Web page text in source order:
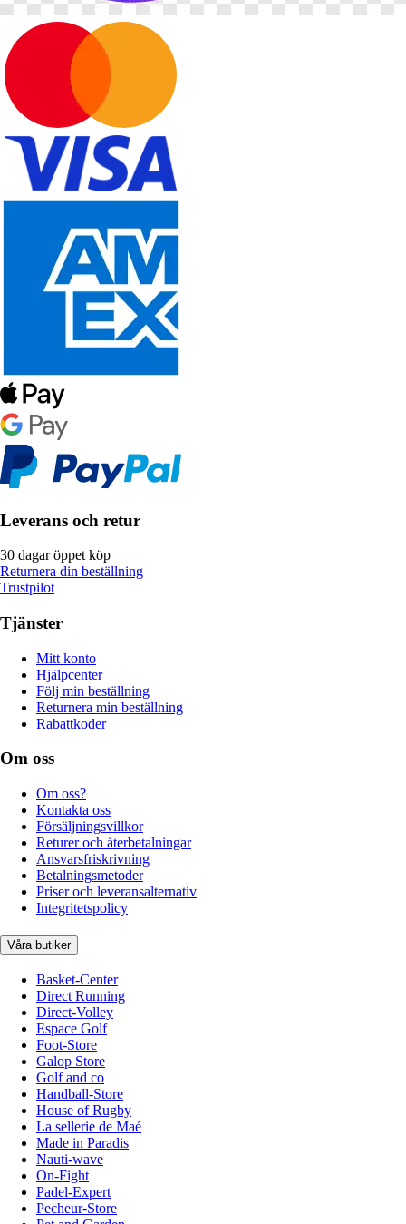
Leverans och retur
30 dagar öppet köp
Returnera din beställning
Trustpilot
Tjänster
Mitt konto
Hjälpcenter
Följ min beställning
Returnera min beställning
Rabattkoder
Om oss
Om oss?
Kontakta oss
Försäljningsvillkor
Returer och återbetalningar
Ansvarsfriskrivning
Betalningsmetoder
Priser och leveransalternativ
Integritetspolicy
Våra butiker
Basket-Center
Direct Running
Direct-Volley
Espace Golf
Foot-Store
Galop Store
Golf and co
Handball-Store
House of Rugby
La sellerie de Maé
Made in Paradis
Nauti-wave
On-Fight
Padel-Expert
Pecheur-Store